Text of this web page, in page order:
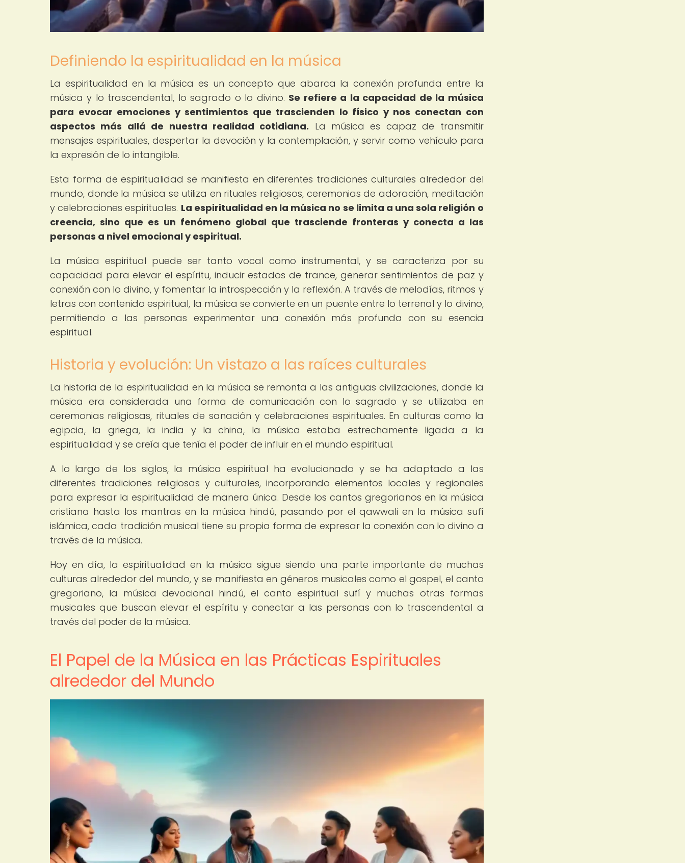
Definiendo la espiritualidad en la música
La espiritualidad en la música es un concepto que abarca la conexión profunda entre la
música y lo trascendental, lo sagrado o lo divino. Se refiere a la capacidad de la música
para evocar emociones y sentimientos que trascienden lo físico y nos conectan con
aspectos más allá de nuestra realidad cotidiana. La música es capaz de transmitir
mensajes espirituales, despertar la devoción y la contemplación, y servir como vehículo para
la expresión de lo intangible.
Esta forma de espiritualidad se manifiesta en diferentes tradiciones culturales alrededor del
mundo, donde la música se utiliza en rituales religiosos, ceremonias de adoración, meditación
y celebraciones espirituales. La espiritualidad en la música no se limita a una sola religión o
creencia, sino que es un fenómeno global que trasciende fronteras y conecta a las
personas a nivel emocional y espiritual.
La música espiritual puede ser tanto vocal como instrumental, y se caracteriza por su
capacidad para elevar el espíritu, inducir estados de trance, generar sentimientos de paz y
conexión con lo divino, y fomentar la introspección y la reflexión. A través de melodías, ritmos y
letras con contenido espiritual, la música se convierte en un puente entre lo terrenal y lo divino,
permitiendo a las personas experimentar una conexión más profunda con su esencia
espiritual.
Historia y evolución: Un vistazo a las raíces culturales
La historia de la espiritualidad en la música se remonta a las antiguas civilizaciones, donde la
música era considerada una forma de comunicación con lo sagrado y se utilizaba en
ceremonias religiosas, rituales de sanación y celebraciones espirituales. En culturas como la
egipcia, la griega, la india y la china, la música estaba estrechamente ligada a la
espiritualidad y se creía que tenía el poder de influir en el mundo espiritual.
A lo largo de los siglos, la música espiritual ha evolucionado y se ha adaptado a las
diferentes tradiciones religiosas y culturales, incorporando elementos locales y regionales
para expresar la espiritualidad de manera única. Desde los cantos gregorianos en la música
cristiana hasta los mantras en la música hindú, pasando por el qawwali en la música sufí
islámica, cada tradición musical tiene su propia forma de expresar la conexión con lo divino a
través de la música.
Hoy en día, la espiritualidad en la música sigue siendo una parte importante de muchas
culturas alrededor del mundo, y se manifiesta en géneros musicales como el gospel, el canto
gregoriano, la música devocional hindú, el canto espiritual sufí y muchas otras formas
musicales que buscan elevar el espíritu y conectar a las personas con lo trascendental a
través del poder de la música.
El Papel de la Música en las Prácticas Espirituales
alrededor del Mundo